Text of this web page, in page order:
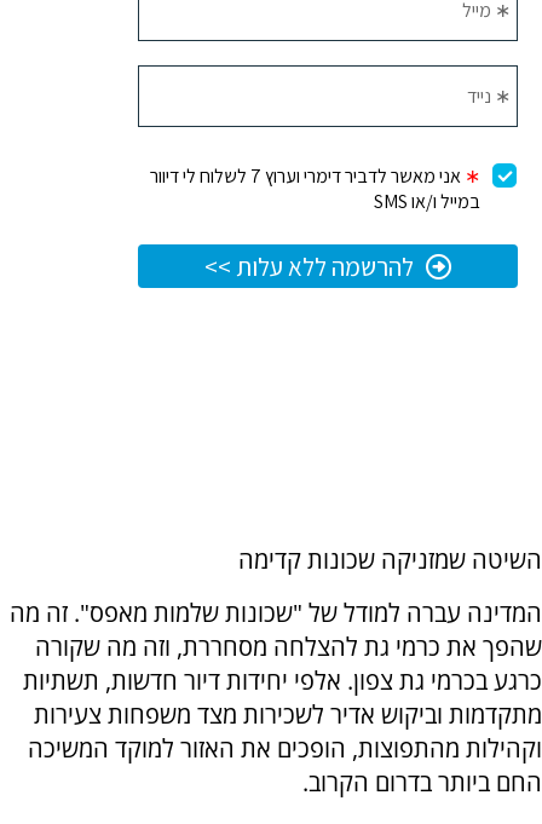
השיטה שמזניקה שכונות קדימה
המדינה עברה למודל של "שכונות שלמות מאפס". זה מה
שהפך את כרמי גת להצלחה מסחררת, וזה מה שקורה
כרגע בכרמי גת צפון. אלפי יחידות דיור חדשות, תשתיות
מתקדמות וביקוש אדיר לשכירות מצד משפחות צעירות
וקהילות מהתפוצות, הופכים את האזור למוקד המשיכה
החם ביותר בדרום הקרוב.